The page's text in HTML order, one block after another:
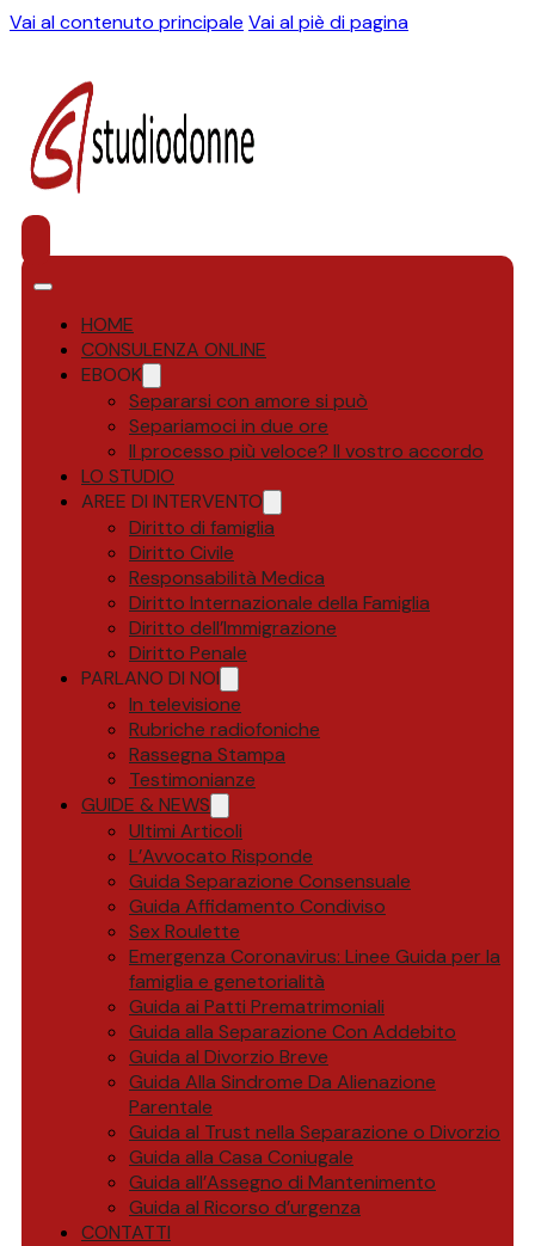
Vai al contenuto principale Vai al piè di pagina
HOME
CONSULENZA ONLINE
EBOOK
Separarsi con amore si può
Separiamoci in due ore
Il processo più veloce? Il vostro accordo
LO STUDIO
AREE DI INTERVENTO
Diritto di famiglia
Diritto Civile
Responsabilità Medica
Diritto Internazionale della Famiglia
Diritto dell’Immigrazione
Diritto Penale
PARLANO DI NOI
In televisione
Rubriche radiofoniche
Rassegna Stampa
Testimonianze
GUIDE & NEWS
Ultimi Articoli
L’Avvocato Risponde
Guida Separazione Consensuale
Guida Affidamento Condiviso
Sex Roulette
Emergenza Coronavirus: Linee Guida per la
famiglia e genetorialità
Guida ai Patti Prematrimoniali
Guida alla Separazione Con Addebito
Guida al Divorzio Breve
Guida Alla Sindrome Da Alienazione
Parentale
Guida al Trust nella Separazione o Divorzio
Guida alla Casa Coniugale
Guida all’Assegno di Mantenimento
Guida al Ricorso d’urgenza
CONTATTI